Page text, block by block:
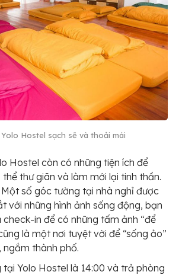
Hostel sạch sẽ và thoải mái
Hostel còn có những tiện ích để
thư giãn và làm mới lại tinh thần.
số góc tường tại nhà nghỉ được
với những hình ảnh sống động, bạn
in để có những tấm ảnh “để
là một nơi tuyệt vời để “sống ảo”
thành phố.
tại Yolo Hostel là 14:00 và trả phòng